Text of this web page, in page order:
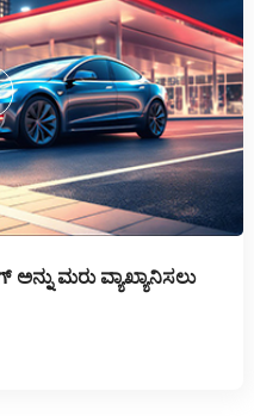
ಮರು ವ್ಯಾಖ್ಯಾನಿಸಲು